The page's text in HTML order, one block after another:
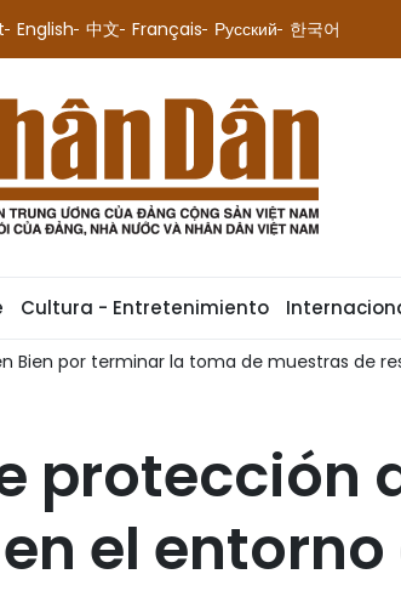
English 中文 Français Русский 한국어
Cultura - Entretenimiento
de mártires antes del 30 de septiembre
protección
el